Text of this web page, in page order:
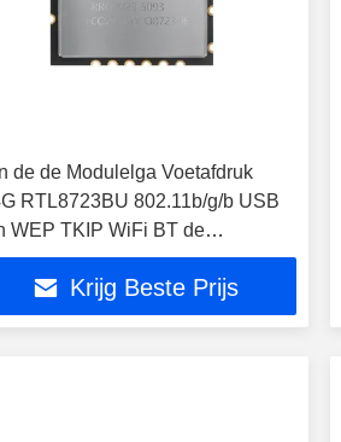
de de Modulelga Voetafdruk
RTL8723BU 802.11b/g/b USB
WEP TKIP WiFi BT de
Adapter
Krijg Beste Prijs